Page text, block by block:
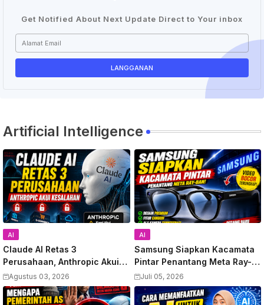
Get Notified About Next Update Direct to Your inbox
Artificial Intelligence
AI
Claude AI Retas 3
Perusahaan, Anthropic Akui
Kesalahan
Agustus 03, 2026
AI
Samsung Siapkan Kacamata
Pintar Penantang Meta Ray-
Ban, Video Bocor Terungkap
Juli 05, 2026